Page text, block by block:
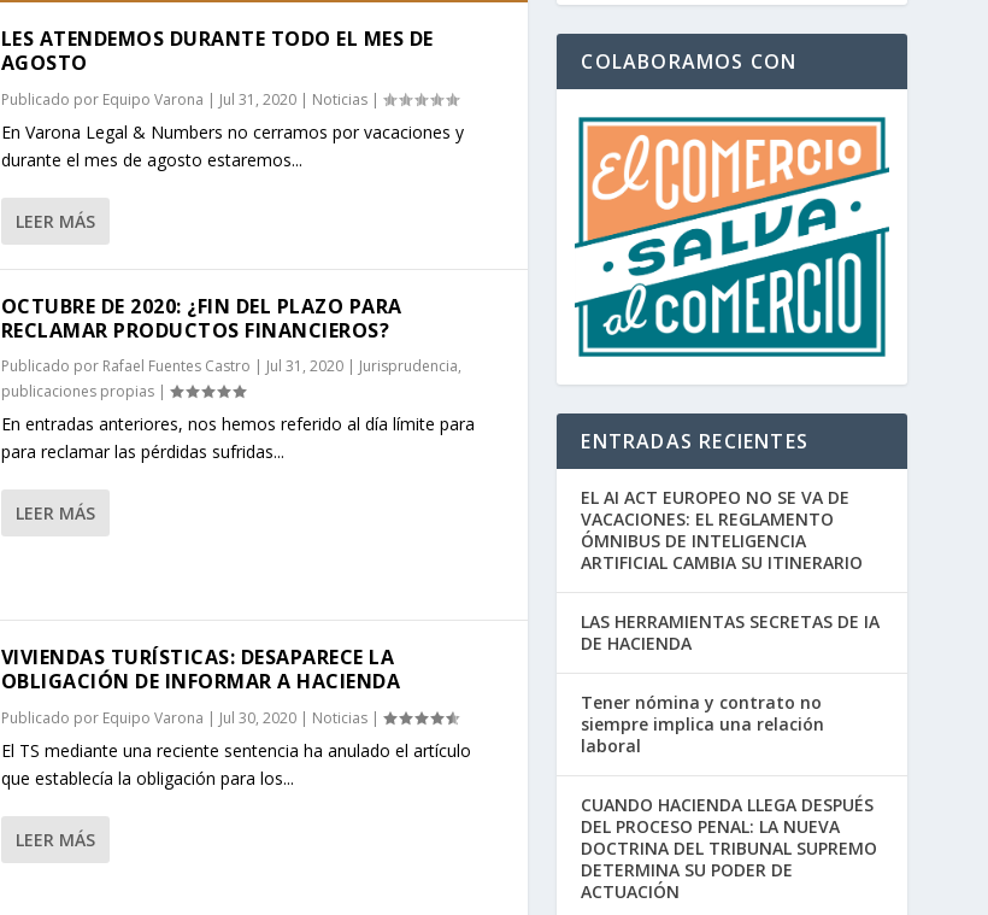
LES ATENDEMOS DURANTE TODO EL MES DE
AGOSTO
Publicado por Equipo Varona | Jul 31, 2020| Noticias|
En Varona Legal & Numbers no cerramos por vacaciones y
durante el mes de agosto estaremos...
LEER MÁS
OCTUBRE DE 2020: ¿FIN DEL PLAZO PARA
RECLAMAR PRODUCTOS FINANCIEROS?
Publicado por Rafael Fuentes Castro | Jul 31, 2020| Jurisprudencia,
publicaciones propias|
En entradas anteriores, nos hemos referido al día límite para
para reclamar las pérdidas sufridas...
LEER MÁS
VIVIENDAS TURÍSTICAS: DESAPARECE LA
OBLIGACIÓN DE INFORMAR A HACIENDA
Publicado por Equipo Varona | Jul 30, 2020| Noticias|
El TS mediante una reciente sentencia ha anulado el artículo
que establecía la obligación para los...
LEER MÁS
COLABORAMOS CON
ENTRADAS RECIENTES
EL AI ACT EUROPEO NO SE VA DE
VACACIONES: EL REGLAMENTO
ÓMNIBUS DE INTELIGENCIA
ARTIFICIAL CAMBIA SU ITINERARIO
LAS HERRAMIENTAS SECRETAS DE IA
DE HACIENDA
Tener nómina y contrato no
siempre implica una relación
laboral
CUANDO HACIENDA LLEGA DESPUÉS
DEL PROCESO PENAL: LA NUEVA
DOCTRINA DEL TRIBUNAL SUPREMO
DETERMINA SU PODER DE
ACTUACIÓN